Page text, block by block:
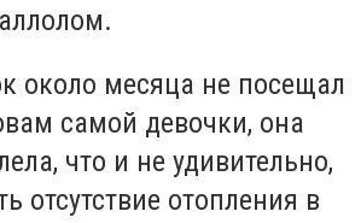
около месяца не посещал
самой девочки, она
что и не удивительно,
отсутствие отопления в